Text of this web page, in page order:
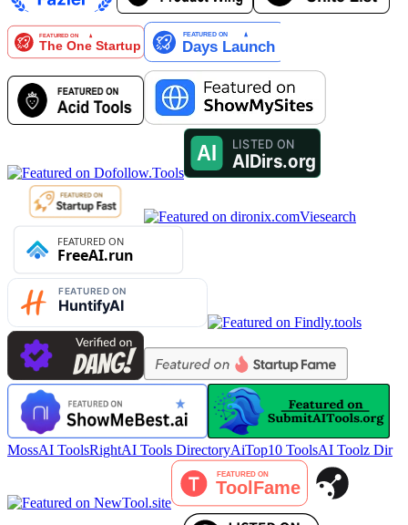
Viesearch
MossAI ToolsRightAI Tools DirectoryAiTop10 ToolsAI Toolz Dir